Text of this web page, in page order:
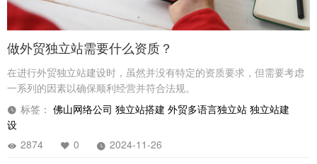
做外贸独立站需要什么资质？
在进行外贸独立站建设时，虽然并没有特定的资质要求，但需要考虑
一系列的因素以确保顺利经营并符合法规。
标签： 佛山网络公司 独立站搭建 外贸多语言独立站 独立站建
设
2874
0 2024-11-26